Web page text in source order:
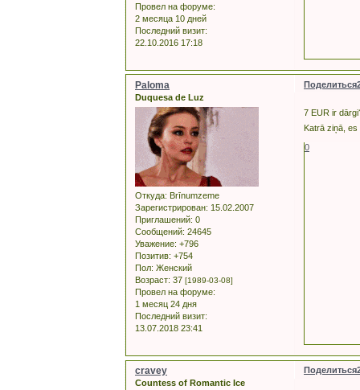
Провел на форуме:
2 месяца 10 дней
Последний визит:
22.10.2016 17:18
Поделиться
Paloma
Duquesa de Luz
Откуда: Brīnumzeme
Зарегистрирован: 15.02.2007
Приглашений: 0
Сообщений: 24645
Уважение: +796
Позитив: +754
Пол: Женский
Возраст: 37 [1989-03-08]
Провел на форуме:
1 месяц 24 дня
Последний визит:
13.07.2018 23:41
7 EUR ir
Katrā ziņā,
0
Поделиться
cravey
Countess of Romantic Ice